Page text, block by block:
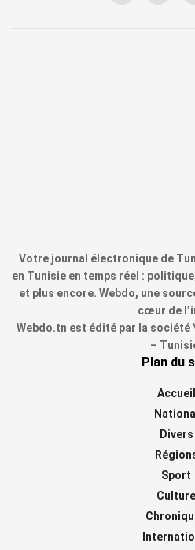
Votre journal électronique de
en Tunisie en temps réel :
et plus encore. Webdo, une
cœur de
Webdo.tn est édité par la société
–
Plan du
Accueil
National
Divers
Sport
Culture